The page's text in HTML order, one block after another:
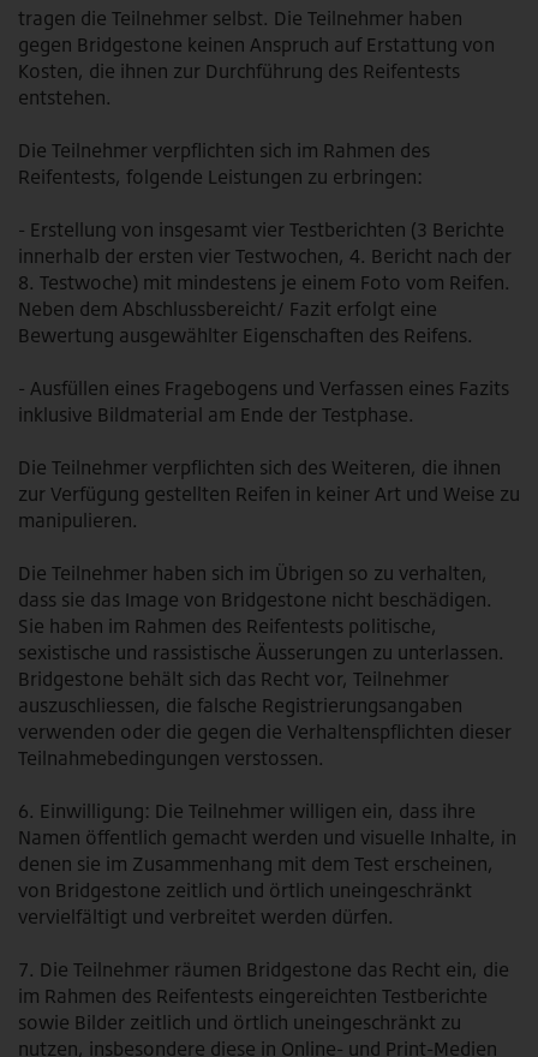
tragen die Teilnehmer selbst. Die Teilnehmer haben
gegen Bridgestone keinen Anspruch auf Erstattung von
Kosten, die ihnen zur Durchführung des Reifentests
entstehen.
Die Teilnehmer verpflichten sich im Rahmen des
Reifentests, folgende Leistungen zu erbringen:
- Erstellung von insgesamt vier Testberichten (3 Berichte
innerhalb der ersten vier Testwochen, 4. Bericht nach der
8. Testwoche) mit mindestens je einem Foto vom Reifen.
Neben dem Abschlussbereicht/ Fazit erfolgt eine
Bewertung ausgewählter Eigenschaften des Reifens.
- Ausfüllen eines Fragebogens und Verfassen eines Fazits
inklusive Bildmaterial am Ende der Testphase.
Die Teilnehmer verpflichten sich des Weiteren, die ihnen
zur Verfügung gestellten Reifen in keiner Art und Weise zu
manipulieren.
Die Teilnehmer haben sich im Übrigen so zu verhalten,
dass sie das Image von Bridgestone nicht beschädigen.
Sie haben im Rahmen des Reifentests politische,
sexistische und rassistische Äusserungen zu unterlassen.
Bridgestone behält sich das Recht vor, Teilnehmer
auszuschliessen, die falsche Registrierungsangaben
verwenden oder die gegen die Verhaltenspflichten dieser
Teilnahmebedingungen verstossen.
6. Einwilligung: Die Teilnehmer willigen ein, dass ihre
Namen öffentlich gemacht werden und visuelle Inhalte, in
denen sie im Zusammenhang mit dem Test erscheinen,
von Bridgestone zeitlich und örtlich uneingeschränkt
vervielfältigt und verbreitet werden dürfen.
7. Die Teilnehmer räumen Bridgestone das Recht ein, die
im Rahmen des Reifentests eingereichten Testberichte
sowie Bilder zeitlich und örtlich uneingeschränkt zu
nutzen, insbesondere diese in Online- und Print-Medien